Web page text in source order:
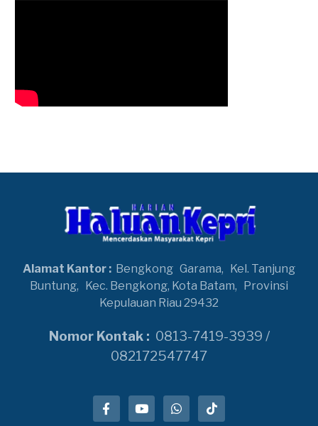
Alamat Kantor : Bengkong Garama, Kel. Tanjung
Buntung, Kec. Bengkong, Kota Batam, Provinsi
Kepulauan Riau 29432
Nomor Kontak : 0813-7419-3939 /
082172547747